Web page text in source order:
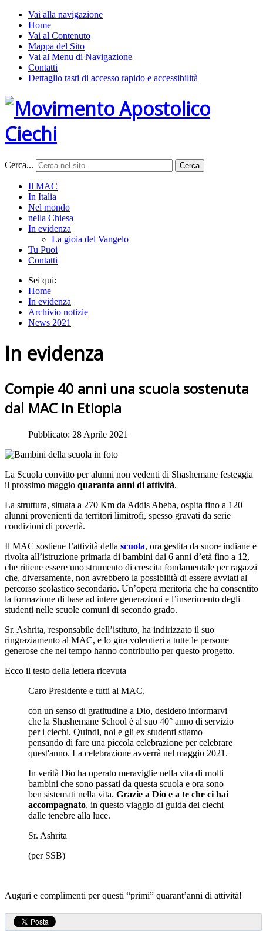
Vai alla navigazione
Home
Vai al Contenuto
Mappa del Sito
Vai al Menu di Navigazione
Contatti
Dettaglio tasti di accesso rapido e accessibilità
Cerca... Cerca
Il MAC
In Italia
Nel mondo
nella Chiesa
In evidenza
La gioia del Vangelo
Tu Puoi
Contatti
Sei qui:
Home
In evidenza
Archivio notizie
News 2021
In evidenza
Compie 40 anni una scuola sostenuta
dal MAC in Etiopia
Pubblicato: 28 Aprile 2021
La Scuola convitto per alunni non vedenti di Shashemane festeggia
il prossimo maggio quaranta anni di attività.
La struttura, situata a 270 Km da Addis Abeba, ospita fino a 120
alunni provenienti da territori limitrofi, spesso gravati da serie
condizioni di povertà.
Il MAC sostiene l’attività della scuola, ora gestita da suore indiane e
rivolta all’istruzione primaria di bambini dai 6 anni d’età fino a 12,
che ritiene essere uno strumento di crescita fondamentale per ragazzi
che, diversamente, non avrebbero la possibilità di essere avviati al
percorso scolastico secondario. Un’opera meritoria che ha consentito
la formazione di base ad intere generazioni e l’inserimento degli
studenti nelle scuole comuni di secondo grado.
Sr. Ashrita, responsabile dell’istituto, ha indirizzato il suo
ringraziamento al MAC, e lo gira volentieri a tutte le persone
generose che nel tempo hanno contribuito per questo progetto.
Ecco il testo della lettera ricevuta
Caro Presidente e tutti al MAC,
con un senso di gratitudine a Dio, desidero informarvi
che la Shashemane School è al suo 40° anno di servizio
per i ciechi. Quindi, noi e gli ex studenti stiamo
pensando di fare una piccola celebrazione per celebrare
quest'anno. La celebrazione avverrà nel maggio 2021.
In verità Dio ha operato meraviglie nella vita di molti
bambini che sono passati da questa scuola e ora sono
ben sistemati nella vita. Grazie a Dio e a te che ci hai
accompagnato, in questo viaggio di guida dei ciechi
dalle tenebre alla luce.
Sr. Ashrita
(per SSB)
Auguri e complimenti per questi “primi” quarant’anni di attività!